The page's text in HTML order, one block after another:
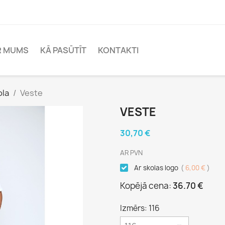
MUMS KĀ PASŪTĪT KONTAKTI
Veste
VESTE
30,70 €
AR PVN
Ar skolas logo ( 6,00 € )
Kopējā cena:36.70 €
Izmērs: 116